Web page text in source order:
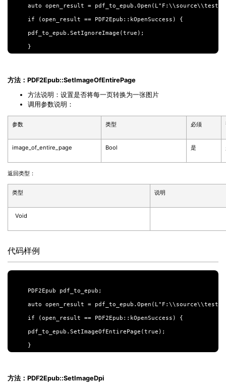
auto open_result =
if (open_result == PDF2Epub::kOpenSuccess) {
pdf_to_epub.SetIgnoreImage(true);
方法：PDF2Epub::SetImageOfEntirePage
方法说明：设置是否将每一页转换为一张图片
调用参数说明：
参数 类型 必须
image_of_entire_page Bool 是
返回类型：
类型 说明
Void
代码样例
PDF2Epub pdf_to_epub;
auto open_result =
if (open_result == PDF2Epub::kOpenSuccess) {
pdf_to_epub.SetImageOfEntirePage(true);
方法：PDF2Epub::SetImageDpi